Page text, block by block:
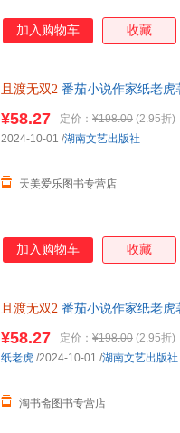
加入购物车 收藏
且渡无双2 番茄小说作家纸老
¥58.27 定价： ¥198.00 (2.95折)
天美爱乐图书专营店
2024-10-01 /湖南文艺出版社
加入购物车 收藏
且渡无双2 番茄小说作家纸老
¥58.27 定价： ¥198.00 (2.95折)
淘书斋图书专营店
纸老虎 /2024-10-01 /湖南文艺出版社